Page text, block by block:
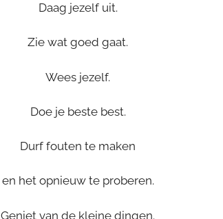
Daag jezelf uit.
Zie wat goed gaat.
Wees jezelf.
Doe je beste best.
Durf fouten te maken
en het opnieuw te proberen.
Geniet van de kleine dingen.